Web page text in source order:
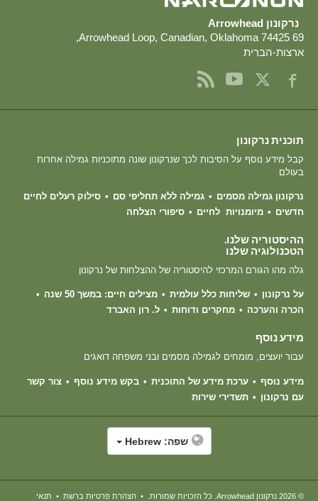
נרקונון Arrowhead
69 Arrowhead Loop
, Canadian, Oklahoma 74425
,
ארצות-הברית
תוכנית נרקונון
קבל מידע נוסף על הסיבות לכך שנרקונון שונה מתוכניות גמילה אחרות
בעולם
נרקונון גמילה מסמים גמילה ללא תחליפי סם
סילוק רעלים לחיים
חדשים
מיומנויות לחיים סיפורי הצלחה
ההיסטוריה שלנו.
הטכנולוגיה שלנו
גלה מהו הגורם המרכזי להיסטוריה של ההצלחות של נרקונון
על נרקונון שליחות כלל עולמית
מצילים חיים: במשך 50 שנה
הכרה והערכה
מחקרים ודוחות ל. רון האברד
מידע נוסף
עבור יועצים, מומחים לגמילה מסמים ובני משפחה דואגים
מידע נוסף ערכת מידע של התוכנית בקש מידע נוסף
צור קשר
עם נרקונון
תשדירי שירות
שפה: Hebrew
© 2026 נרקונון Arrowhead . כל הזכויות שמורות. • הצהרת פרטיות ברשת • תנאי